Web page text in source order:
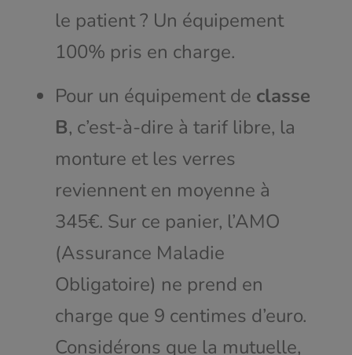
le patient ? Un équipement
100% pris en charge.
Pour un équipement de classe
B, c’est-à-dire à tarif libre, la
monture et les verres
reviennent en moyenne à
345€. Sur ce panier, l’AMO
(Assurance Maladie
Obligatoire) ne prend en
charge que 9 centimes d’euro.
Considérons que la mutuelle,